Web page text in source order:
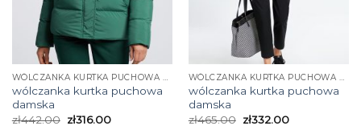
wólczanka kurtka puchowa
damska
zł442.00 zł316.00
wólczanka kurtka puchowa
damska
zł465.00 zł332.00